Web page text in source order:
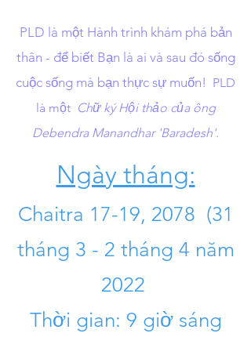
PLD là một Hành trình khám phá bản
thân - để biết Bạn là ai và sau đó sống
cuộc sống mà bạn thực sự muốn! PLD
là một Chữ ký Hội thảo của ông
Debendra Manandhar 'Baradesh'.
Ngày tháng:
Chaitra 17-19, 2078 (31
tháng 3 - 2 tháng 4 năm
2022
Thời gian: 9 giờ sáng